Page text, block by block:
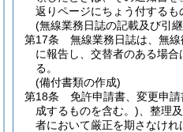
返りページにちょう付するも
(無線業務日誌の記載及び引
第17条
無線業務日誌は、無
に報告し、交替者のある場
る。
(備付書類の作成)
第18条
免許申請書、変更申
成するものを含む。) 、整理
者において厳正を期さなけれ